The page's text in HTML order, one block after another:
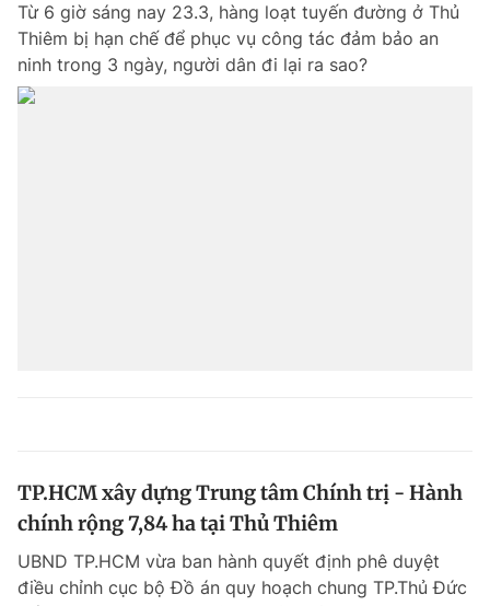
Từ 6 giờ sáng nay 23.3, hàng loạt tuyến đường ở Thủ
Thiêm bị hạn chế để phục vụ công tác đảm bảo an
ninh trong 3 ngày, người dân đi lại ra sao?
TP.HCM xây dựng Trung tâm Chính trị - Hành
chính rộng 7,84 ha tại Thủ Thiêm
UBND TP.HCM vừa ban hành quyết định phê duyệt
điều chỉnh cục bộ Đồ án quy hoạch chung TP.Thủ Đức